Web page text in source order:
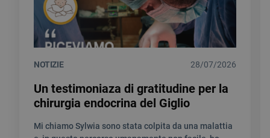
NOTIZIE 28/07/2026
Un testimoniaza di gratitudine per la
chirurgia endocrina del Giglio
Mi chiamo Sylwia sono stata colpita da una malattia